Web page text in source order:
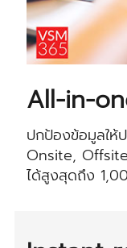
All-in-
ปกป้องข้อมูลใ
Onsite,
ได้สูงสุดถึง